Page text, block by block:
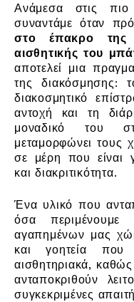
Ανάμεσα στις πιο
συναντάμε όταν
στο έπακρο της
αισθητικής του
αποτελεί μια
της διακόσμησης:
διακοσμητικό
αντοχή και τη
μοναδικό του
μεταμορφώνει τους
σε μέρη που είναι
και διακριτικότητα.
Ένα υλικό που
όσα
αγαπημένων μας
και γοητεία που
αισθητηριακά,
ανταποκριθούν
συγκεκριμένες